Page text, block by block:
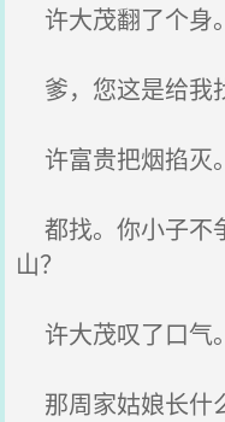
许大茂翻了个身。
爹，您这是给我
许富贵把烟掐灭。
都找。你小子不
山？
许大茂叹了口气。
那周家姑娘长什